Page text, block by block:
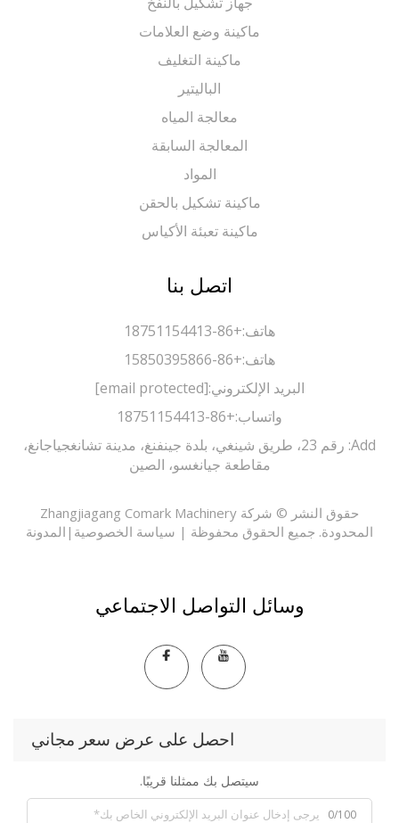
ماكينة وضع العلامات
ماكينة التغليف
الباليتير
معالجة المياه
المعالجة السابقة
ماكينة تشكيل بالحقن
ماكينة تعبئة الأكياس
اتصل بنا
+86-18751154413
+86-15850395866
البريد الإلكتروني:[email protected]
واتساب:+86-18751154413
Add: رقم 23، طريق شينغي، بلدة جينفنغ، مدينة تشانغجياجانغ،
مقاطعة جيانغسو، الصين
حقوق النشر © شركة Zhangjiagang Comark Machinery
جميع الحقوق محفوظة |سياسة الخصوصية|المدونة
وسائل التواصل الاجتماعي
احصل على عرض سعر مجاني
سيتصل بك ممثلنا قريبًا.